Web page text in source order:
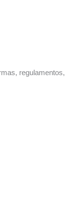
regulamentos,